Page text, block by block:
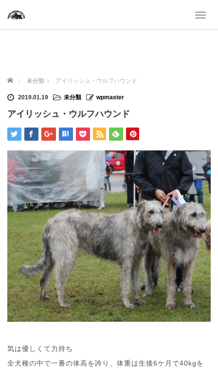
T
o
n
ホーム 未分類 アイリッシュ・ウルフハウンド
2019.01.19 未分類 wpmaster
アイリッシュ・ウルフハウンド
気は優しくて力持ち
全犬種の中で一番の体高を誇り、体重は生後6ケ月で40kgを